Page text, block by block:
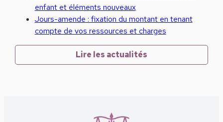
enfant et éléments nouveaux
Jours-amende : fixation du montant en tenant
compte de vos ressources et charges
Lire les actualités